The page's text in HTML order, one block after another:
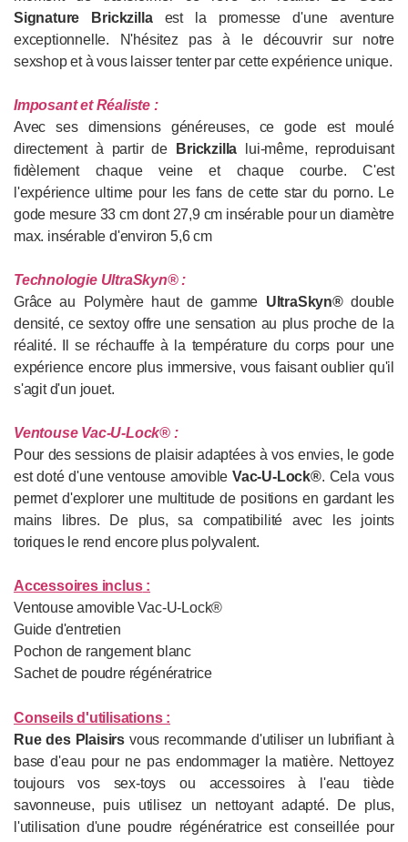
Signature Brickzillaest la promesse d'une aventure
exceptionnelle. N'hésitez pas à le découvrir sur notre
sexshop et à vous laisser tenter par cette expérience unique.
Imposant et Réaliste :
Avec ses dimensions généreuses, ce gode est moulé
directement à partir de
Brickzilla lui-même, reproduisant
fidèlement chaque veine et chaque courbe. C'est
l'expérience ultime pour les fans de cette star du porno. Le
gode mesure 33 cm dont 27,9 cm insérable pour un diamètre
max. insérable d'environ 5,6 cm
Technologie UltraSkyn®:
Grâce au Polymère haut de gamme UltraSkyn®double
densité, ce sextoy offre une sensation au plus proche de la
réalité. Il se réchauffe à la température du corps pour une
expérience encore plus immersive, vous faisant oublier qu'il
s'agit d'un jouet.
Ventouse Vac-U-Lock® :
Pour des sessions de plaisir adaptées à vos envies, le gode
est doté d'une ventouse amovibleVac-U-Lock®. Cela vous
permet d'explorer une multitude de positions en gardant les
mains libres. De plus, sa compatibilité avec les joints
toriques le rend encore plus polyvalent.
Accessoires inclus:
Ventouse amovible Vac-U-Lock®
Guide d'entretien
Pochon de rangement blanc
Sachet de poudre régénératrice
Conseils d'utilisations :
Rue des Plaisirs vous recommande d'utiliser un lubrifiant à
base d'eau pour ne pas endommager la matière. Nettoyez
toujours vos sex-toys ou accessoires à l'eau tiède
savonneuse, puis utilisez un nettoyant adapté. De plus,
l'utilisation d'une poudre régénératrice est conseillée pour